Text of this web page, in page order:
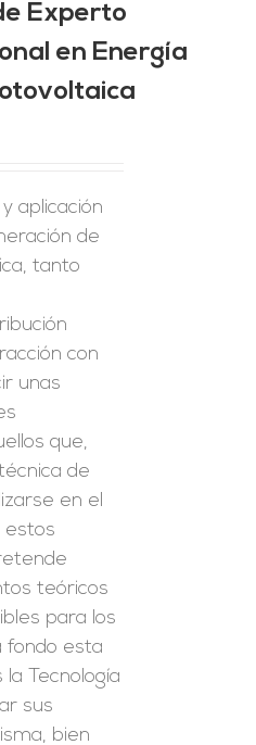
Experto
en Energía
aplicación
de
tanto
con
unas
que,
de
en el
estos
teóricos
para los
fondo esta
Tecnología
sus
bien